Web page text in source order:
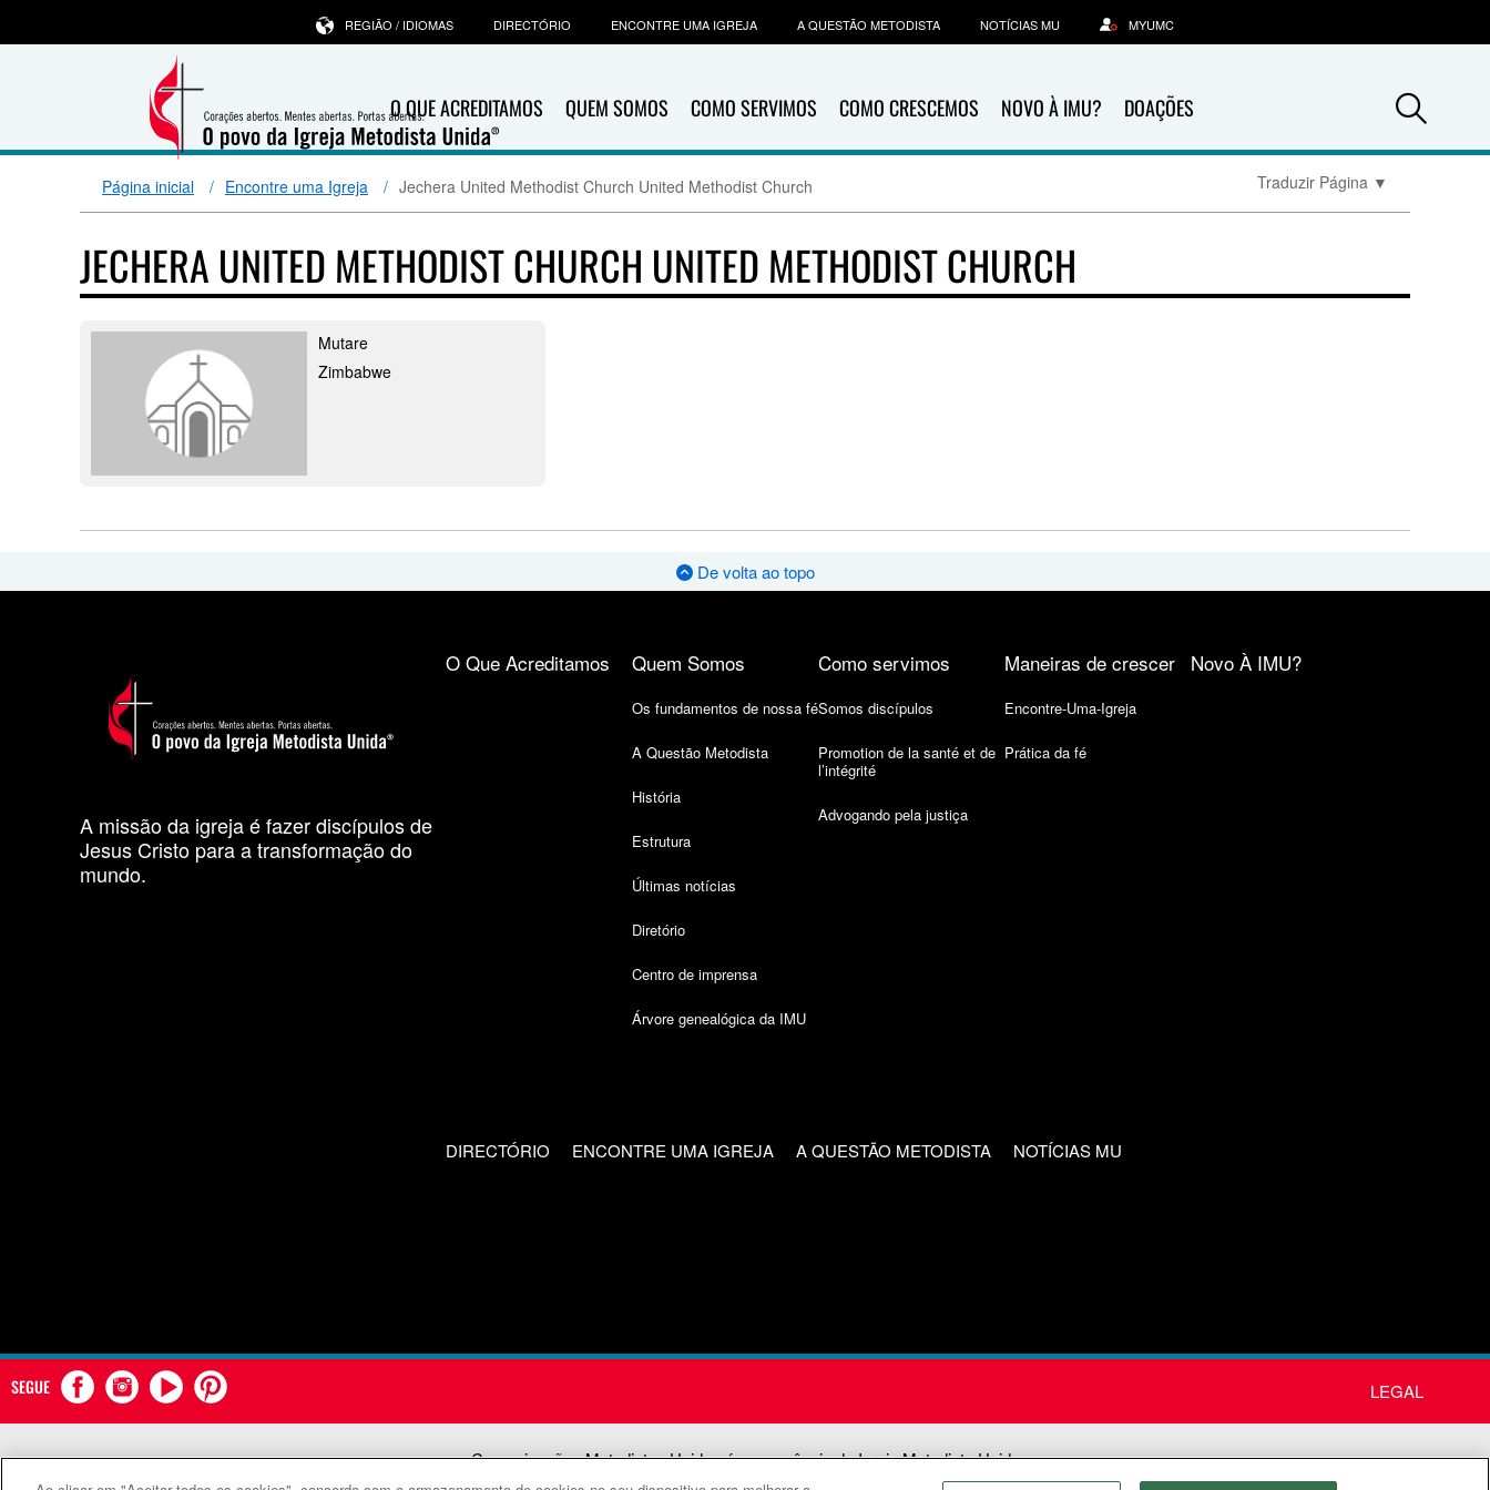
O QUE ACREDITAMOS QUEM SOMOS COMO SERVIMOS COMO CRESCEMOS NOVO À IMU? DOAÇÕES
REGIÃO / IDIOMAS DIRECTÓRIO ENCONTRE UMA IGREJA A QUESTÃO METODISTA NOTÍCIAS MU MYUMC
Página inicial Encontre uma Igreja Jechera United Methodist Church United Methodist Church Traduzir Página ▼
JECHERA UNITED METHODIST CHURCH UNITED METHODIST CHURCH
Mutare
Zimbabwe
De volta ao topo
A missão da igreja é fazer discípulos de
Jesus Cristo para a transformação do
mundo.
O Que Acreditamos Quem Somos
Os fundamentos de nossa fé
A Questão Metodista
História
Estrutura
Últimas notícias
Diretório
Centro de imprensa
Árvore genealógica da IMU
Como servimos
Somos discípulos
Promotion de la santé et de
l’intégrité
Advogando pela justiça
Maneiras de crescer
Encontre-Uma-Igreja
Prática da fé
Novo À IMU?
DIRECTÓRIO ENCONTRE UMA IGREJA A QUESTÃO METODISTA NOTÍCIAS MU
SEGUE LEGAL
Comunicações Metodistas Unidas é uma agência da Igreja Metodista Unida